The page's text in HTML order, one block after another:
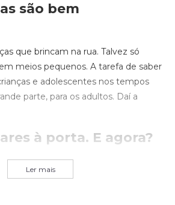
são bem
que brincam na rua. Talvez só
meios pequenos. A tarefa de saber
e adolescentes nos tempos
parte, para os adultos. Daí a
à porta. E agora?
Ler mais